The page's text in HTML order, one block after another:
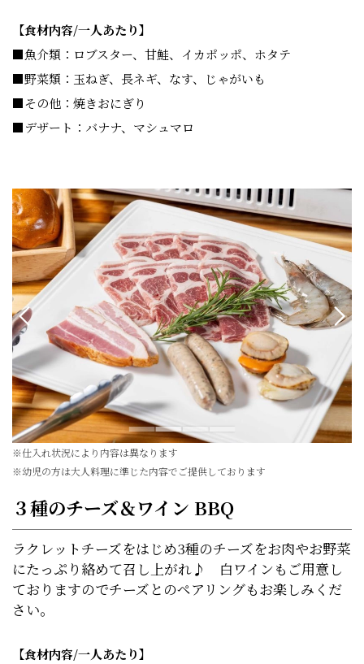
【食材内容/一人あたり】
■魚介類：ロブスター、甘鮭、イカポッポ、ホタテ
■野菜類：玉ねぎ、長ネギ、なす、じゃがいも
■その他：焼きおにぎり
■デザート：バナナ、マシュマロ
※仕入れ状況により内容は異なります
※幼児の方は大人料理に準じた内容でご提供しております
３種のチーズ＆ワイン BBQ
ラクレットチーズをはじめ3種のチーズをお肉やお野菜
にたっぷり絡めて召し上がれ♪ 白ワインもご用意し
ておりますのでチーズとのペアリングもお楽しみくだ
さい。
【食材内容/一人あたり】